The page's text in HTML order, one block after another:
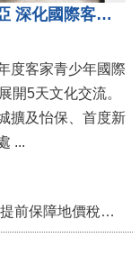
苗栗客家青少年訪問團前進馬來西亞 深化國際客家文化交流
度客家青少年國際
開5天文化交流。
擴及怡保、首度新